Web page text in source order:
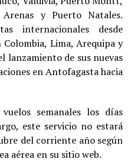
Arenas y Puerto Natales.
internacionales desde
Lima, Arequipa y
de sus nuevas
en Antofagasta hacia
semanales los días
este servicio no estará
del corriente año según
aérea en su sitio web.